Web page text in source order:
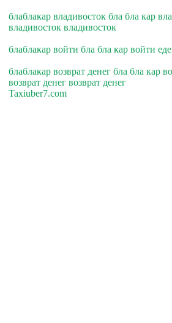
блаблакар владивосток бла бла кар
владивосток владивосток
блаблакар войти бла бла кар войти
блаблакар возврат денег бла бла кар
возврат денег возврат денег
Taxiuber7.com